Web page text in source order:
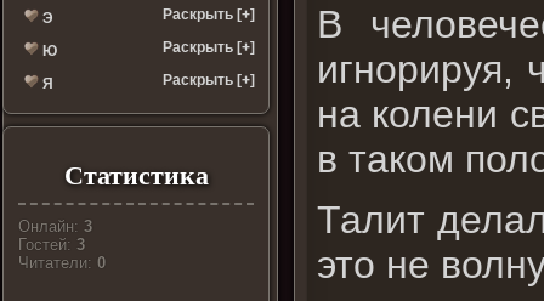
Э Раскрыть [+]
Ю Раскрыть [+]
Я Раскрыть [+]
Статистика
Онлайн:3
Гостей:3
Читатели:0
В
игнорируя,
на колени
в таком
Талит
это не